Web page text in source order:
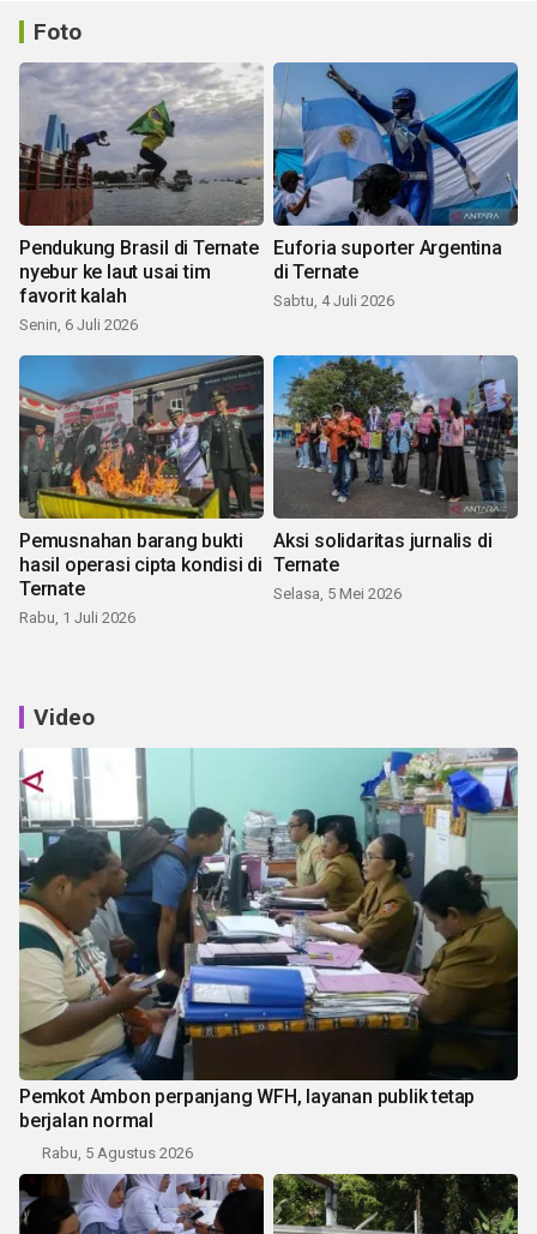
Foto
Pendukung Brasil di Ternate
nyebur ke laut usai tim
favorit kalah
Senin, 6 Juli 2026
Euforia suporter Argentina
di Ternate
Sabtu, 4 Juli 2026
Pemusnahan barang bukti
hasil operasi cipta kondisi di
Ternate
Rabu, 1 Juli 2026
Aksi solidaritas jurnalis di
Ternate
Selasa, 5 Mei 2026
Video
Pemkot Ambon perpanjang WFH, layanan publik tetap
berjalan normal
Rabu, 5 Agustus 2026